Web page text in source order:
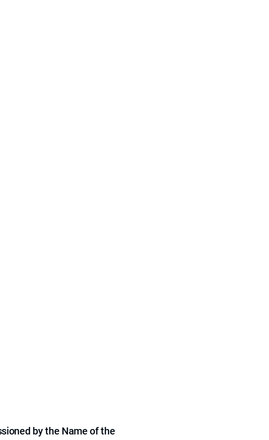
by the Name of the